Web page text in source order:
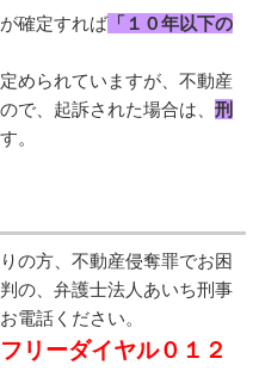
確定すれば 「１０年以下の
められていますが、不動産
で、起訴された場合は、刑
。
の方、不動産侵奪罪でお困
の、弁護士法人あいち刑事
電話ください。
フリーダイヤル０１２